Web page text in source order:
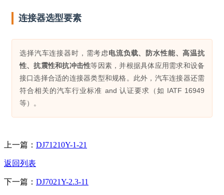
连接器选型要素
选择汽车连接器时，需考虑电流负载、防水性能、高温抗
性、抗震性和抗冲击性等因素，并根据具体应用需求和设备
接口选择合适的连接器类型和规格。此外，汽车连接器还需
符合相关的汽车行业标准 and 认证要求（如 IATF 16949
等）。
上一篇： DJ71210Y-1-21
返回列表
下一篇： DJ7021Y-2.3-11